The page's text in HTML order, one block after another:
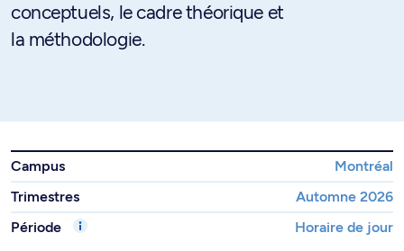
conceptuels, le cadre théorique et
la méthodologie.
Campus
Montréal
Trimestres
Automne 2026
Période
Horaire de jour